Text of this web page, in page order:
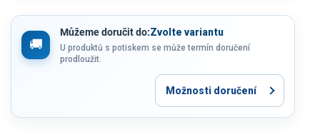
Můžeme doručit do:Zvolte variantu
U produktů s potiskem se může termín doručení
prodloužit.
Možnosti doručení